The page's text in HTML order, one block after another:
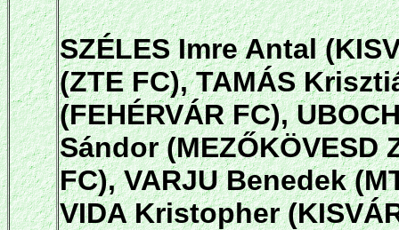
SZÉLES Imre Antal
(ZTE FC), TAMÁS
(FEHÉRVÁR FC),
Sándor (MEZŐKÖVESD
FC), VARJU Benedek
VIDA Kristopher